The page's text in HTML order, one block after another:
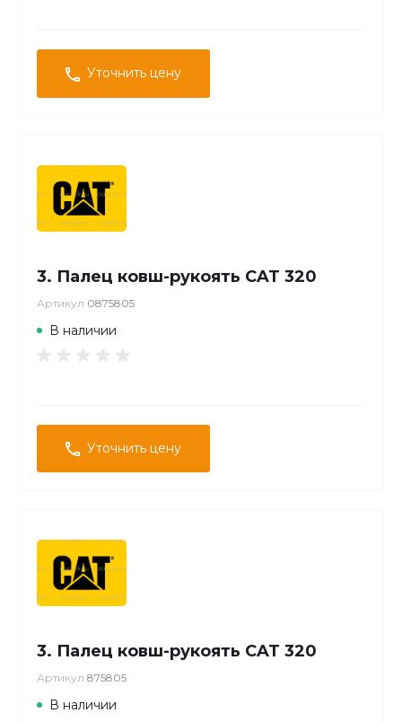
Уточнить цену
3. Палец ковш-рукоять CAT 320
Артикул 0875805
В наличии
Уточнить цену
3. Палец ковш-рукоять CAT 320
Артикул 875805
В наличии